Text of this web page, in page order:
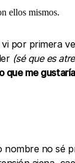
ellos mismos.
por primera
(sé que es
que me
no sé